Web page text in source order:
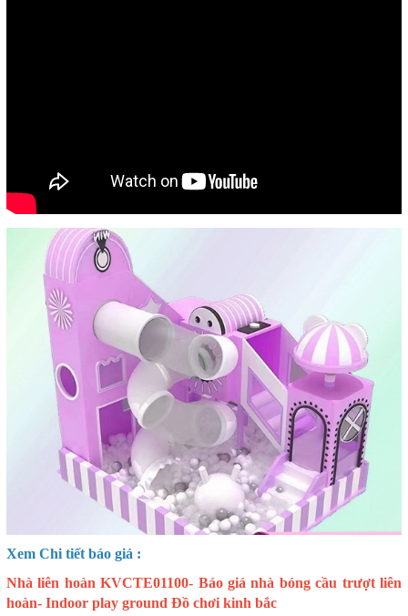
Xem Chi tiết báo giá :
Nhà liên hoàn KVCTE01100- Báo giá nhà bóng cầu trượt liên
hoàn- Indoor play ground Đồ chơi kinh bắc